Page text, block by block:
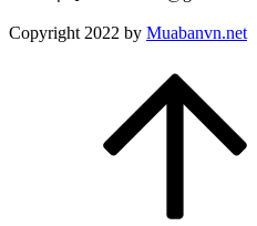
Copyright 2022 by Muabanvn.net